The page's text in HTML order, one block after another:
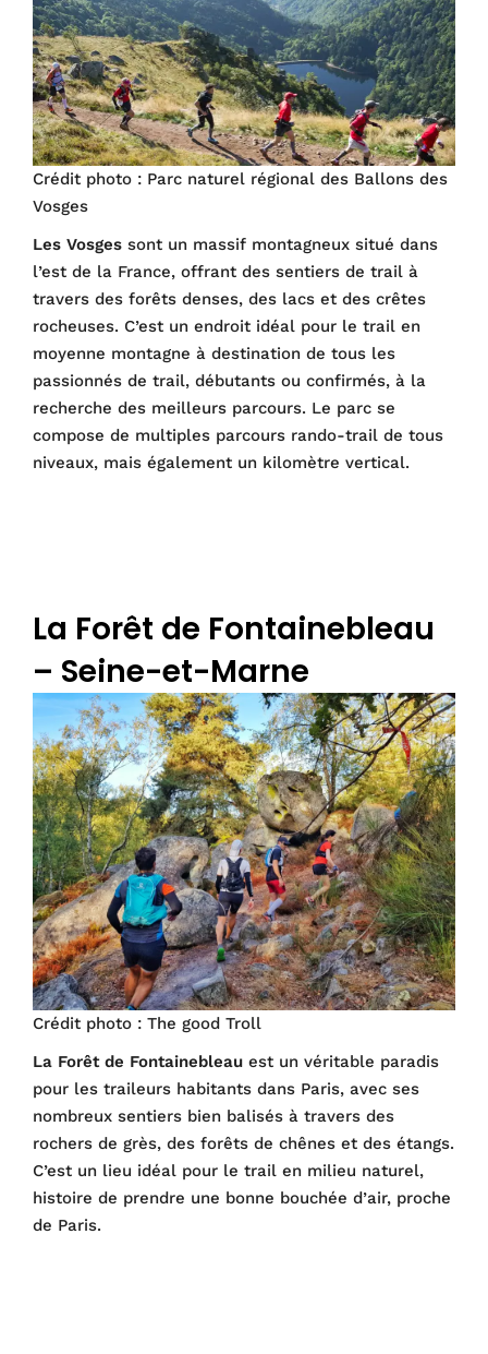
Crédit photo : Parc naturel régional des Ballons des
Vosges
Les Vosges sont un massif montagneux situé dans
l’est de la France, offrant des sentiers de trail à
travers des forêts denses, des lacs et des crêtes
rocheuses. C’est un endroit idéal pour le trail en
moyenne montagne à destination de tous les
passionnés de trail, débutants ou confirmés, à la
recherche des meilleurs parcours. Le parc se
compose de multiples parcours rando-trail de tous
niveaux, mais également un kilomètre vertical.
La Forêt de Fontainebleau
– Seine-et-Marne
Crédit photo : The good Troll
La Forêt de Fontainebleau est un véritable paradis
pour les traileurs habitants dans Paris, avec ses
nombreux sentiers bien balisés à travers des
rochers de grès, des forêts de chênes et des étangs.
C’est un lieu idéal pour le trail en milieu naturel,
histoire de prendre une bonne bouchée d’air, proche
de Paris.